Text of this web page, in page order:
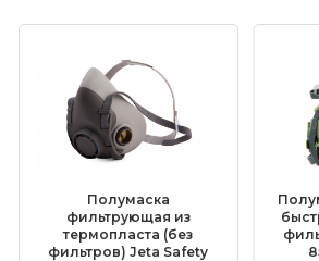
Сверлильные станки для труб
Сверлильные станки 12-35 мм
Сверлильные станки 80-150 мм
Сверлильные станки FEIN
Полумаска
фильтрующая из
термопласта (без
фильтров) Jeta Safety